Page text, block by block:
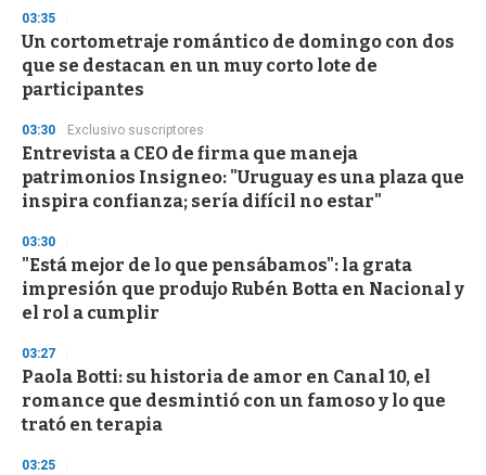
s
e
c
o
n
d
03:35
Un cortometraje romántico de domingo con dos
que se destacan en un muy corto lote de
participantes
03:30 Exclusivo suscriptores
Entrevista a CEO de firma que maneja
patrimonios Insigneo: "Uruguay es una plaza que
inspira confianza; sería difícil no estar"
03:30
"Está mejor de lo que pensábamos": la grata
impresión que produjo Rubén Botta en Nacional y
el rol a cumplir
03:27
Paola Botti: su historia de amor en Canal 10, el
romance que desmintió con un famoso y lo que
trató en terapia
03:25